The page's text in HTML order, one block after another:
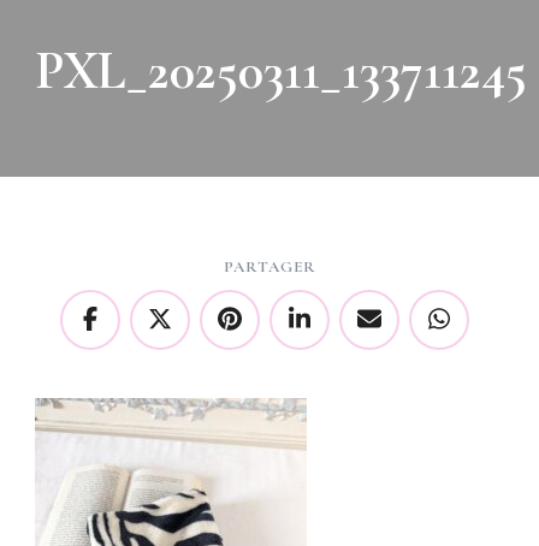
PXL_20250311_133711245
PARTAGER